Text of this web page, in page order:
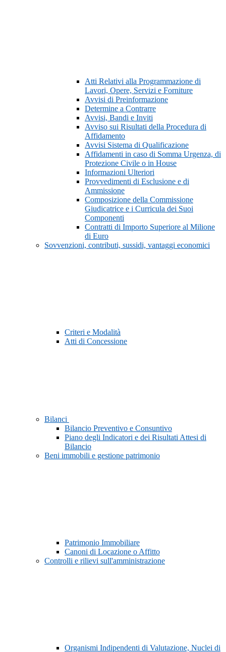
Atti Relativi alla Programmazione di
Lavori, Opere, Servizi e Forniture
Avvisi di Preinformazione
Determine a Contrarre
Avvisi, Bandi e Inviti
Avviso sui Risultati della Procedura di
Affidamento
Avvisi Sistema di Qualificazione
Affidamenti in caso di Somma Urgenza, di
Protezione Civile o in House
Informazioni Ulteriori
Provvedimenti di Esclusione e di
Ammissione
Composizione della Commissione
Giudicatrice e i Curricula dei Suoi
Componenti
Contratti di Importo Superiore al Milione
di Euro
Sovvenzioni, contributi, sussidi, vantaggi economici
Criteri e Modalità
Atti di Concessione
Bilanci
Bilancio Preventivo e Consuntivo
Piano degli Indicatori e dei Risultati Attesi di
Bilancio
Beni immobili e gestione patrimonio
Patrimonio Immobiliare
Canoni di Locazione o Affitto
Controlli e rilievi sull'amministrazione
Organismi Indipendenti di Valutazione, Nuclei di